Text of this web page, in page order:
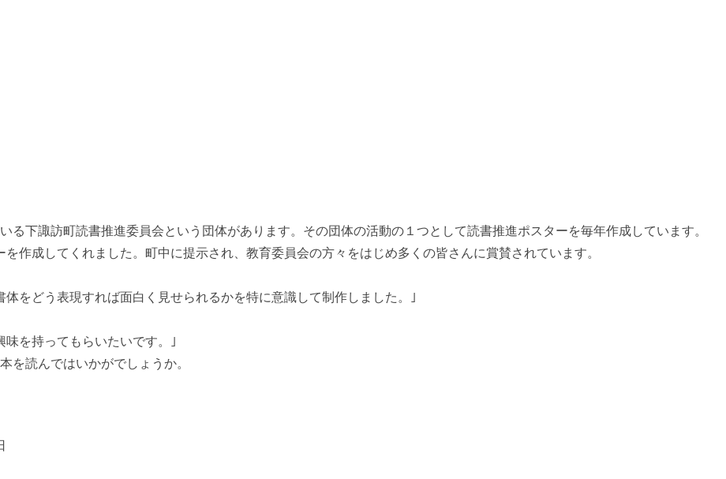
下諏訪町読書推進委員会という団体があります。その団体の活動の１つとして読書推進ポスターを毎年作成しています。
作成してくれました。町中に提示され、教育委員会の方々をはじめ多くの皆さんに賞賛されています。
をどう表現すれば面白く見せられるかを特に意識して制作しました。｣
を持ってもらいたいです。｣
を読んではいかがでしょうか。